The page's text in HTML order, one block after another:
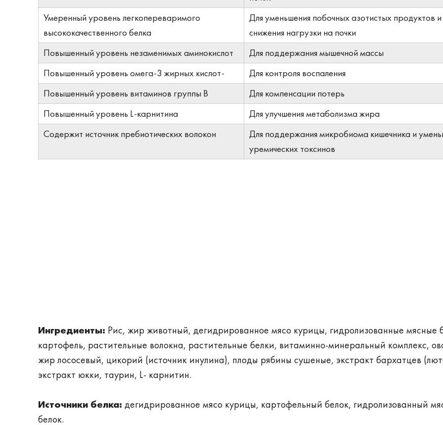
Умеренный уровень легкопереваримого
высококачественного белка
Для уменьшения побочных азотистых продуктов и
снижения нагрузки на почки
Повышенный уровень незаменимых аминокислот
Для поддержания мышечной массы
Повышенный уровень омега-3 жирных кислот-
Для контроля воспаления
Повышенный уровень витаминов группы В
Для компенсации потерь
Повышенный уровень L-карнитина
Для улучшения метаболизма жира
Содержит источник пребиотических волокон
Для поддержания микробиома кишечника и
уремических токсинов
Ингредиенты: Рис, жир животный, дегидрированное мясо курицы, гидролизованные мясные
картофель, растительные волокна, растительные белки, витаминно-минеральный комплекс,
жир лососевый, цикорий (источник инулина), плоды рябины сушеные, экстракт бархатцев
экстракт юкки, таурин, L- карнитин.
Источники белка: дегидрированное мясо курицы, картофельный белок, гидролизованный
белок.